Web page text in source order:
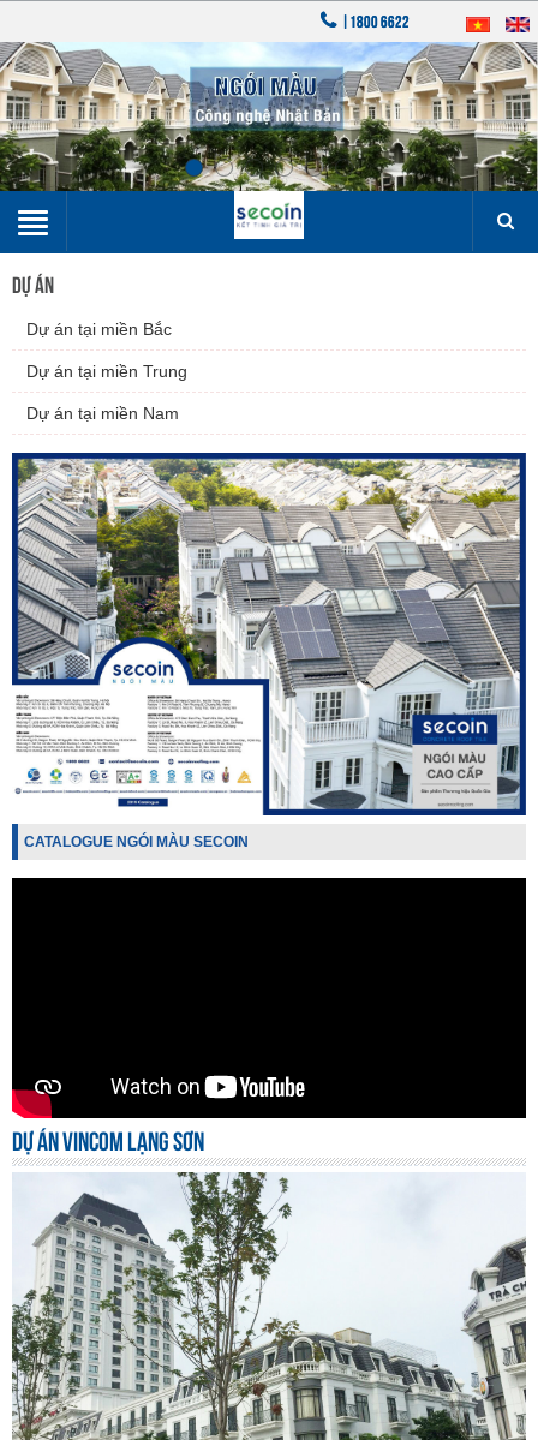
|1800 6622
▼
DỰ ÁN
Dự án tại miền Bắc
Dự án tại miền Trung
Dự án tại miền Nam
CATALOGUE NGÓI MÀU SECOIN
DỰ ÁN VINCOM LẠNG SƠN